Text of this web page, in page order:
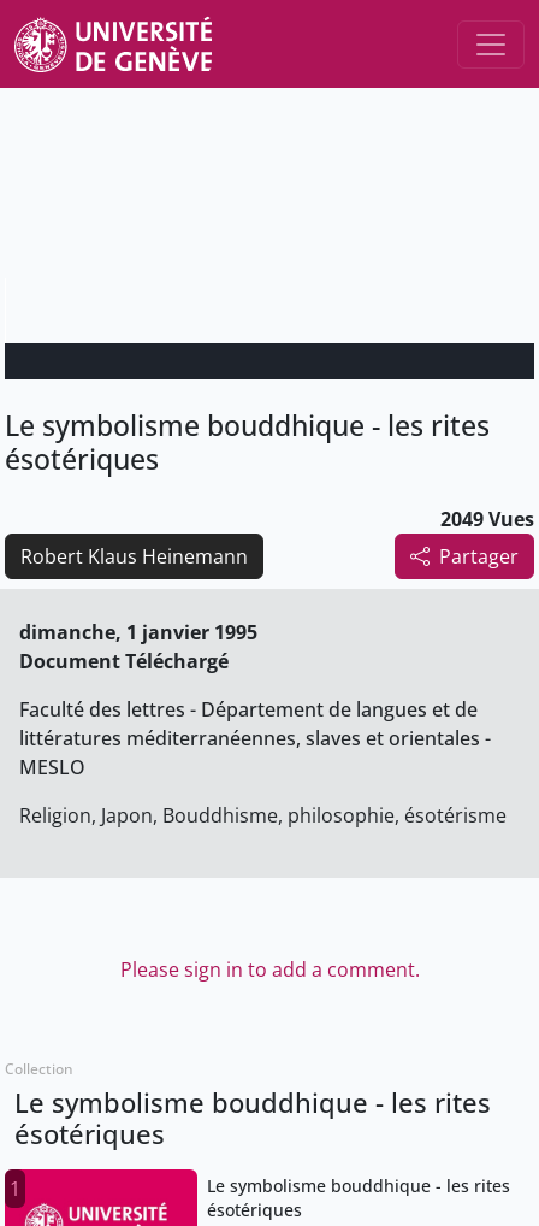
Le symbolisme bouddhique - les rites
ésotériques
2049 Vues
Partager
Robert Klaus Heinemann
dimanche, 1 janvier 1995
Document Téléchargé
Faculté des lettres - Département de langues et de
littératures méditerranéennes, slaves et orientales -
MESLO
Religion, Japon, Bouddhisme, philosophie, ésotérisme
Please sign in to add a comment.
Collection
Le symbolisme bouddhique - les rites
ésotériques
1
Le symbolisme bouddhique - les rites
ésotériques